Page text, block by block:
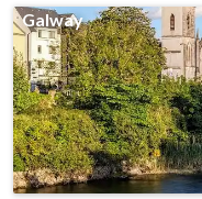
Galway